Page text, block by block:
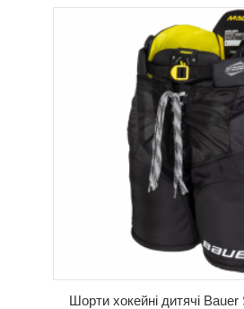
КУПИТИ
Шорти хокейні дитячі